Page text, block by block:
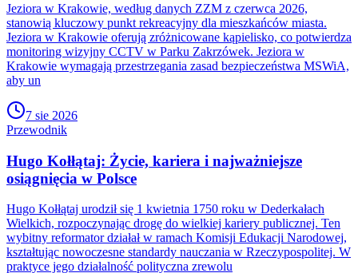
Jeziora w Krakowie, według danych ZZM z czerwca 2026,
stanowią kluczowy punkt rekreacyjny dla mieszkańców miasta.
Jeziora w Krakowie oferują zróżnicowane kąpielisko, co potwierdza
monitoring wizyjny CCTV w Parku Zakrzówek. Jeziora w
Krakowie wymagają przestrzegania zasad bezpieczeństwa MSWiA,
aby un
7 sie 2026
Przewodnik
Hugo Kołłątaj: Życie, kariera i najważniejsze
osiągnięcia w Polsce
Hugo Kołłątaj urodził się 1 kwietnia 1750 roku w Dederkałach
Wielkich, rozpoczynając drogę do wielkiej kariery publicznej. Ten
wybitny reformator działał w ramach Komisji Edukacji Narodowej,
kształtując nowoczesne standardy nauczania w Rzeczypospolitej. W
praktyce jego działalność polityczna zrewolu